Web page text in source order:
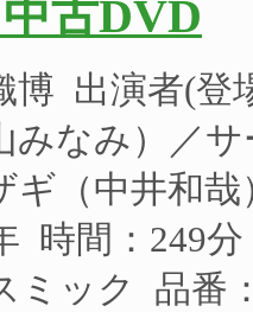
古DVD
博 出演者(登
みなみ）／
ギ（中井和
時間：249
ミック 品番